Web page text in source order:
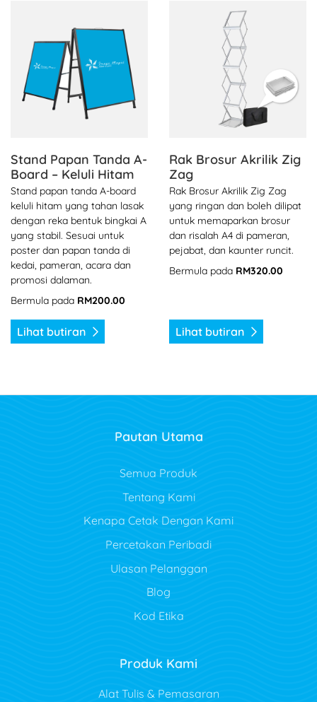
Stand Papan Tanda A-
Board – Keluli Hitam
Stand papan tanda A-board
keluli hitam yang tahan lasak
dengan reka bentuk bingkai A
yang stabil. Sesuai untuk
poster dan papan tanda di
kedai, pameran, acara dan
promosi dalaman.
Bermula pada RM200.00
Lihat butiran
Lihat butiran Stand Papan Tanda A-Board – Keluli Hitam
Rak Brosur Akrilik Zig
Zag
Rak Brosur Akrilik Zig Zag
yang ringan dan boleh dilipat
untuk memaparkan brosur
dan risalah A4 di pameran,
pejabat, dan kaunter runcit.
Bermula pada RM320.00
Lihat butiran
Lihat butiran Rak Brosur
Pautan Utama
Semua Produk
Tentang Kami
Kenapa Cetak Dengan Kami
Percetakan Peribadi
Ulasan Pelanggan
Blog
Kod Etika
Produk Kami
Alat Tulis & Pemasaran